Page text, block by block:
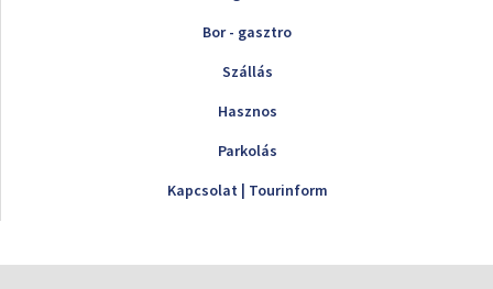
Bor - gasztro
Szállás
Hasznos
Parkolás
Kapcsolat | Tourinform